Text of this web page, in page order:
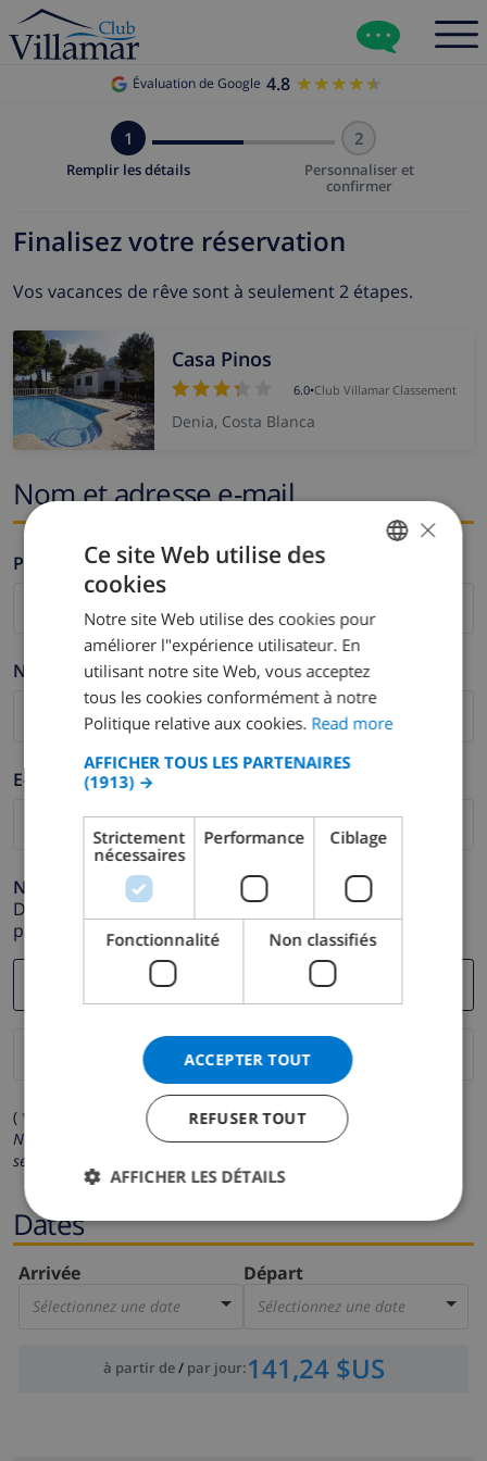
Évaluation de Google 4.8 ★★★★★
★★★★★
1
Remplir les détails
2
Personnaliser et
confirmer
Finalisez votre réservation
Vos vacances de rêve sont à seulement 2 étapes.
Casa Pinos
6.0•Club Villamar Classement
Denia, Costa Blanca
Nom et adresse e-mail
Prénom *
Nom de famille *
E-mail *
Numéro de téléphone *
Dans le cas où votre adresse e-mail ne fonctionnerait
pas correctement.
( * Les champs avec un astérisque sont obligatoires )
Nous respectons votre vie privée.Vos données personnelles ne
seront pas communiquées à des tiers.
Dates
Arrivée
Sélectionnez une date
Départ
Sélectionnez une date
à partir de/ par jour:141,24 $US
DUTCH
SPANISH
GERMAN
CATALAN
DANISH
NORWEGIAN
×
Ce site Web utilise des
cookies
Notre site Web utilise des cookies pour
améliorer l"expérience utilisateur. En
utilisant notre site Web, vous acceptez
tous les cookies conformément à notre
Politique relative aux cookies. Read more
AFFICHER TOUS LES PARTENAIRES
(1913) →
Strictement
nécessaires
Performance Ciblage
Fonctionnalité Non classifiés
ACCEPTER TOUT
REFUSER TOUT
AFFICHER LES DÉTAILS